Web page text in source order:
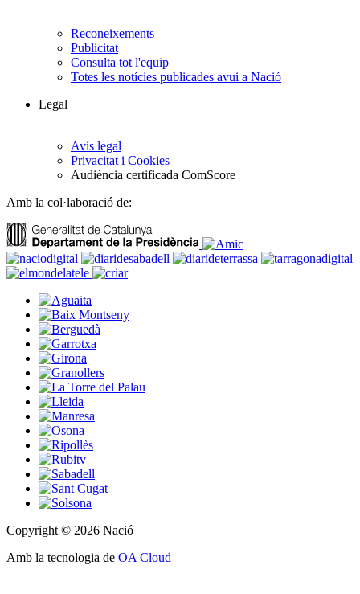
Reconeixements
Publicitat
Consulta tot l'equip
Totes les notícies publicades avui a Nació
Legal
Avís legal
Privacitat i Cookies
Audiència certificada ComScore
Amb la col·laboració de:
Copyright © 2026 Nació
Amb la tecnologia de OA Cloud